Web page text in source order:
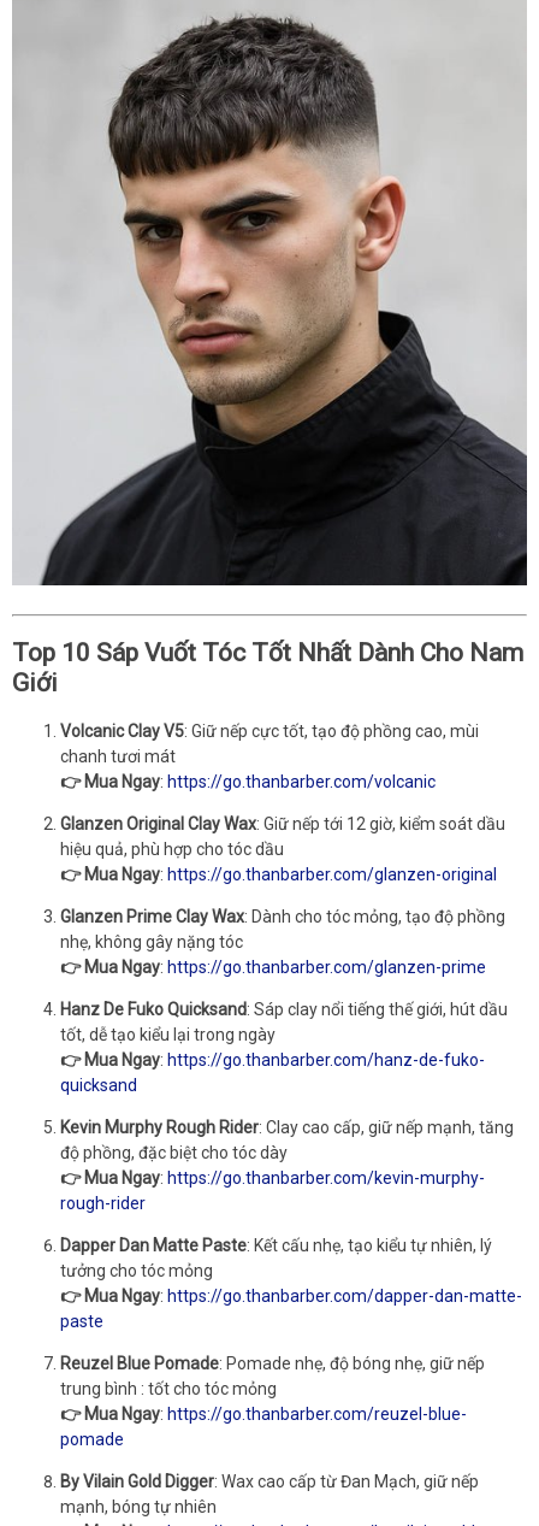
Top 10 Sáp Vuốt Tóc Tốt Nhất Dành Cho Nam
Giới
Volcanic Clay V5: Giữ nếp cực tốt, tạo độ phồng cao, mùi
chanh tươi mát
👉 Mua Ngay: https://go.thanbarber.com/volcanic
Glanzen Original Clay Wax: Giữ nếp tới 12 giờ, kiểm soát dầu
hiệu quả, phù hợp cho tóc dầu
👉 Mua Ngay: https://go.thanbarber.com/glanzen-original
Glanzen Prime Clay Wax: Dành cho tóc mỏng, tạo độ phồng
nhẹ, không gây nặng tóc
👉 Mua Ngay: https://go.thanbarber.com/glanzen-prime
Hanz De Fuko Quicksand: Sáp clay nổi tiếng thế giới, hút dầu
tốt, dễ tạo kiểu lại trong ngày
👉 Mua Ngay: https://go.thanbarber.com/hanz-de-fuko-
quicksand
Kevin Murphy Rough Rider: Clay cao cấp, giữ nếp mạnh, tăng
độ phồng, đặc biệt cho tóc dày
👉 Mua Ngay: https://go.thanbarber.com/kevin-murphy-
rough-rider
Dapper Dan Matte Paste: Kết cấu nhẹ, tạo kiểu tự nhiên, lý
tưởng cho tóc mỏng
👉 Mua Ngay: https://go.thanbarber.com/dapper-dan-matte-
paste
Reuzel Blue Pomade: Pomade nhẹ, độ bóng nhẹ, giữ nếp
trung bình : tốt cho tóc mỏng
👉 Mua Ngay: https://go.thanbarber.com/reuzel-blue-
pomade
By Vilain Gold Digger: Wax cao cấp từ Đan Mạch, giữ nếp
mạnh, bóng tự nhiên